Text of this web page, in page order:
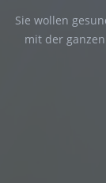
Sie wollen
mit der